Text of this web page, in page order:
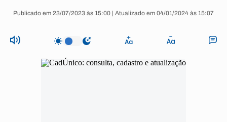
Publicado em 23/07/2023 às 15:00 | Atualizado em 04/01/2024 às 15:07